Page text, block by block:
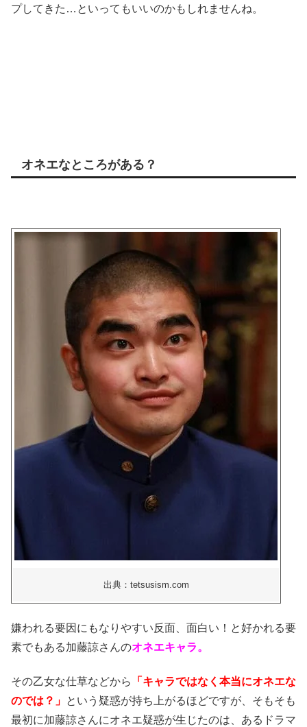
プしてきた…といってもいいのかもしれませんね。
オネエなところがある？
出典：tetsusism.com
嫌われる要因にもなりやすい反面、面白い！と好かれる要
素でもある加藤諒さんのオネエキャラ。
その乙女な仕草などから
「キャラではなく本当にオネエな
のでは？」 という疑惑が持ち上がるほどですが、 そもそも
最初に加藤諒さんにオネエ疑惑が生じたのは、あるドラマ